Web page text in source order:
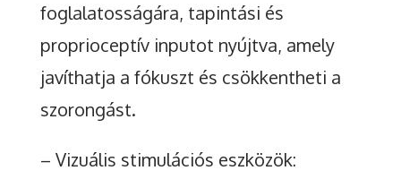
foglalatosságára, tapintási és
proprioceptív inputot nyújtva, amely
javíthatja a fókuszt és csökkentheti a
szorongást.
– Vizuális stimulációs eszközök: